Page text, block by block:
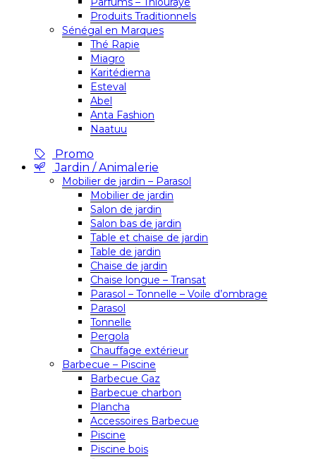
Produits Traditionnels
Sénégal en Marques
Thé Rapie
Miagro
Karitédiema
Esteval
Abel
Anta Fashion
Naatuu
Promo
Jardin / Animalerie
Mobilier de jardin – Parasol
Mobilier de jardin
Salon de jardin
Salon bas de jardin
Table et chaise de jardin
Table de jardin
Chaise de jardin
Chaise longue – Transat
Parasol – Tonnelle – Voile d’ombrage
Parasol
Tonnelle
Pergola
Chauffage extérieur
Barbecue – Piscine
Barbecue Gaz
Barbecue charbon
Plancha
Accessoires Barbecue
Piscine
Piscine bois